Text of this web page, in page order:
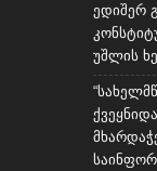
ედიშერ
უშლის